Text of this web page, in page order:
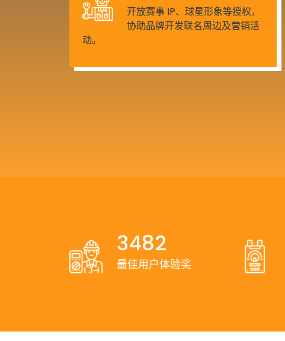
开放赛事 IP、球星形象等授权，
协助品牌开发联名周边及营销活
动。
3482
最佳用户体验奖